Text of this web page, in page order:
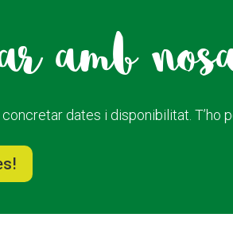
amb
dates i disponibilitat. T’ho